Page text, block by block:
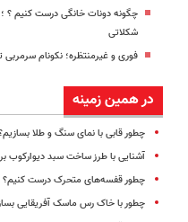
چگونه دونات خانگی درست کنیم ؟
شکلاتی
فوری و غیرمنتظره؛‌ نکونام سرمربی
در همین زمینه
چطور قابی با نمای سنگ و طلا
آشنایی با طرز ساخت سبد دیوارکوب
چطور قفسه‌های متحرک درست کنیم؟
چطور با خاک رس ماسک‌ آفریقایی